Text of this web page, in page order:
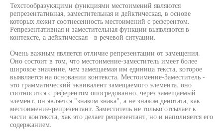
Техстообразукяцими функциями местоимений являются
репрезентативная, заместительная и дейктическая, в основе
которых лежит соотнесенность местоимений с референтом.
Репрезентативная и заместительная функции выявляются в
контексте, а дейктическая - в речевой ситуации.
Очень важным является отличие репрезентации от замещения.
Оно состоит в том, что местоимение-заместитель имеет более
широкое значение, чем замещаемая им единица текста, которое
выявляется на основании контекста. Местоимение-Заместитель -
это грамматический эквивалент замещаемого элемента, оно
соотносится с референтом опосредованно, через замещаемый
элемент, он является "знаком знака", а не знаком денотата, как
местоимение-репрезентант. Заместитель не только отсылает к
части контекста, хак это делает репрезентант, но и наполняется его
содержанием.